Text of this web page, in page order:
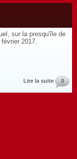
sur la presqu'île de
: février 2017.
Lire la suite 0